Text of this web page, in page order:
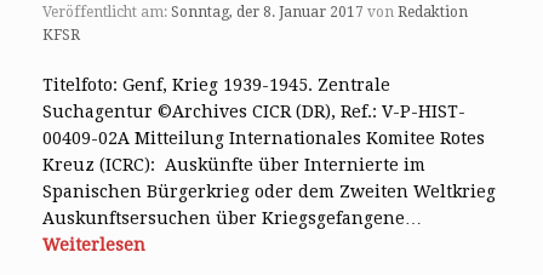
Veröffentlicht am: Sonntag, der 8. Januar 2017 von Redaktion
KFSR
Titelfoto: Genf, Krieg 1939-1945. Zentrale
Suchagentur ©Archives CICR (DR), Ref.: V-P-HIST-
00409-02A Mitteilung Internationales Komitee Rotes
Kreuz (ICRC): Auskünfte über Internierte im
Spanischen Bürgerkrieg oder dem Zweiten Weltkrieg
Auskunftsersuchen über Kriegsgefangene…
Weiterlesen